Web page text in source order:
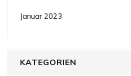
Januar 2023
KATEGORIEN